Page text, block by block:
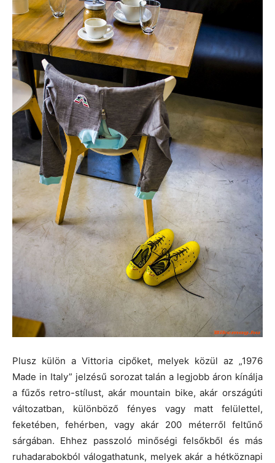
Plusz külön a Vittoria cipőket, melyek közül az „1976
Made in Italy” jelzésű sorozat talán a legjobb áron kínálja
a fűzős retro-stílust, akár mountain bike, akár országúti
változatban, különböző fényes vagy matt felülettel,
feketében, fehérben, vagy akár 200 méterről feltűnő
sárgában. Ehhez passzoló minőségi felsőkből és más
ruhadarabokból válogathatunk, melyek akár a hétköznapi